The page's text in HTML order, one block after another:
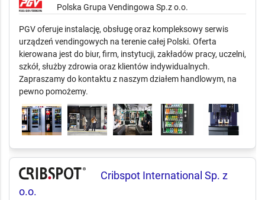
Polska Grupa Vendingowa Sp.z o.o.
PGV oferuje instalację, obsługę oraz kompleksowy serwis
urządzeń vendingowych na terenie całej Polski. Oferta
kierowana jest do biur, firm, instytucji, zakładów pracy, uczelni,
szkół, służby zdrowia oraz klientów indywidualnych.
Zapraszamy do kontaktu z naszym działem handlowym, na
pewno pomożemy.
Cribspot International Sp. z
o.o.